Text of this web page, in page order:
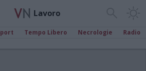
Lavoro
Tempo Libero Necrologie Radio